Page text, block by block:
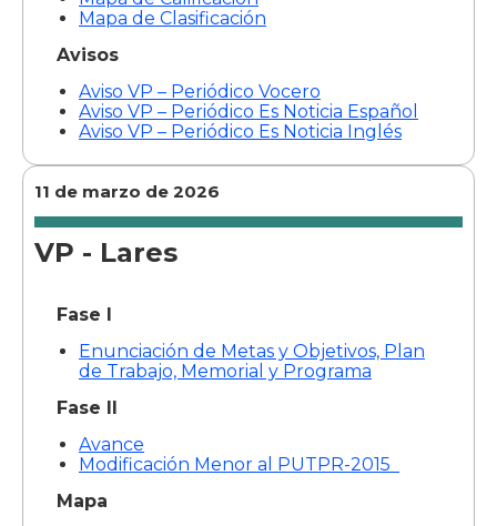
Mapa de Clasificación
Avisos
Aviso VP – Periódico Vocero
Aviso VP – Periódico Es Noticia Español
Aviso VP – Periódico Es Noticia Inglés
11 de marzo de 2026
VP - Lares
Fase I
Enunciación de Metas y Objetivos, Plan
de Trabajo, Memorial y Programa
Fase II
Avance
Modificación Menor al PUTPR-2015
Mapa